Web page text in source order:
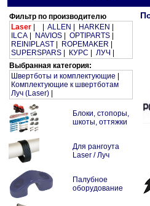
Фильтр по производителю
Laser
ALLEN HARKEN
ILCA
NAVIOS OPTIPARTS
REINIPLAST
ROPEMAKER
SUPERSPARS
КУРС ЛУЧ
Выбранная категория:
Швертботы и комплектующие
Комплектующие к швертботам
Луч (Laser)
Блоки, стопоры,
шкоты, оттяжки
Для рангоута
Laser / Луч
Палубное
оборудование